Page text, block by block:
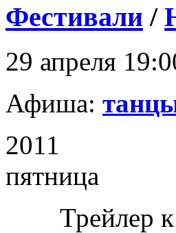
Фестивали /
29 апреля
Афиша:
2011
пятница
Трейлер